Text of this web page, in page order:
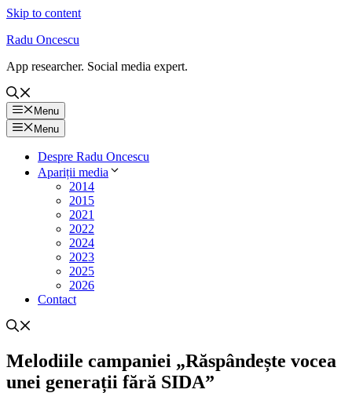
Skip to content
Radu Oncescu
App researcher. Social media expert.
Menu
Menu
Despre Radu Oncescu
Apariții media
2014
2015
2021
2022
2024
2023
2025
2026
Contact
Melodiile campaniei „Răspândește vocea
unei generații fără SIDA”